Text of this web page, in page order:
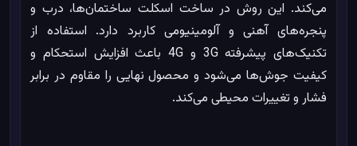
می‌کند. این روش در ساخت اسکلت ساختمان‌ها، درب و
پنجره‌های آهنی و آلومینیومی کاربرد دارد. استفاده از
تکنیک‌های پیشرفته 3G و 4G باعث افزایش استحکام و
کیفیت جوش‌ها می‌شود و محصول نهایی را مقاوم در برابر
فشار و تغییرات محیطی می‌کند.